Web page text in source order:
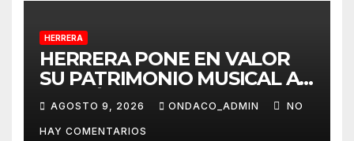
HERRERA
HERRERA PONE EN VALOR
SU PATRIMONIO MUSICAL A
TRAVÉS DEL PROYECTO
«MUSICALIZA HERRERA»
AGOSTO 9, 2026 ONDACO_ADMIN NO
HAY COMENTARIOS